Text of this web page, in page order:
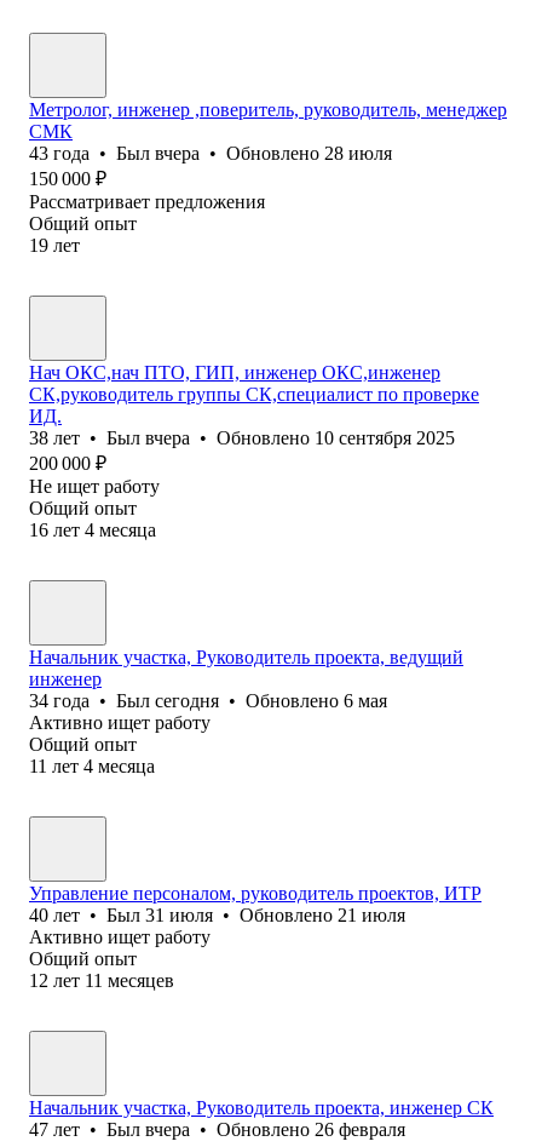
Метролог, инженер ,поверитель, руководитель, менеджер
СМК
43 года • Был вчера • Обновлено 28 июля
150 000 ₽
Рассматривает предложения
Общий опыт
19 лет
Нач ОКС,нач ПТО, ГИП, инженер ОКС,инженер
СК,руководитель группы СК,специалист по проверке
ИД.
38 лет • Был вчера • Обновлено 10 сентября 2025
200 000 ₽
Не ищет работу
Общий опыт
16 лет 4 месяца
Начальник участка, Руководитель проекта, ведущий
инженер
34 года • Был сегодня • Обновлено 6 мая
Активно ищет работу
Общий опыт
11 лет 4 месяца
Управление персоналом, руководитель проектов, ИТР
40 лет • Был 31 июля • Обновлено 21 июля
Активно ищет работу
Общий опыт
12 лет 11 месяцев
Начальник участка, Руководитель проекта, инженер СК
47 лет • Был вчера • Обновлено 26 февраля